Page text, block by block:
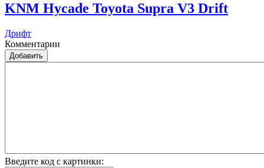
KNM Hycade Toyota Supra V3 Drift
Дрифт
Комментарии
Добавить
Введите код с картинки: